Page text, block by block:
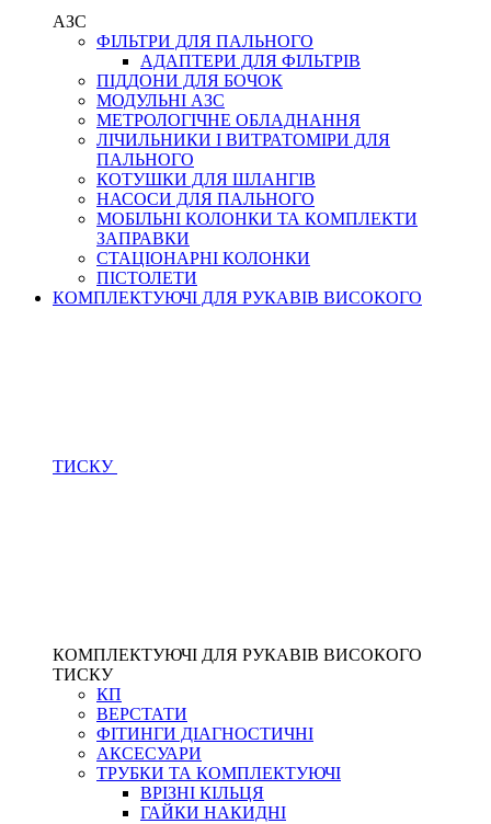
АЗС
ФІЛЬТРИ ДЛЯ ПАЛЬНОГО
АДАПТЕРИ ДЛЯ ФІЛЬТРІВ
ПІДДОНИ ДЛЯ БОЧОК
МОДУЛЬНІ АЗС
МЕТРОЛОГІЧНЕ ОБЛАДНАННЯ
ЛІЧИЛЬНИКИ І ВИТРАТОМІРИ ДЛЯ
ПАЛЬНОГО
КОТУШКИ ДЛЯ ШЛАНГІВ
НАСОСИ ДЛЯ ПАЛЬНОГО
МОБІЛЬНІ КОЛОНКИ ТА КОМПЛЕКТИ
ЗАПРАВКИ
СТАЦІОНАРНІ КОЛОНКИ
ПІСТОЛЕТИ
КОМПЛЕКТУЮЧІ ДЛЯ РУКАВІВ ВИСОКОГО
ТИСКУ
КОМПЛЕКТУЮЧІ ДЛЯ РУКАВІВ ВИСОКОГО
ТИСКУ
КП
ВЕРСТАТИ
ФІТИНГИ ДІАГНОСТИЧНІ
АКСЕСУАРИ
ТРУБКИ ТА КОМПЛЕКТУЮЧІ
ВРІЗНІ КІЛЬЦЯ
ГАЙКИ НАКИДНІ